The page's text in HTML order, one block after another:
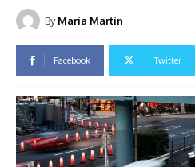
By María Martín
Facebook Twitter